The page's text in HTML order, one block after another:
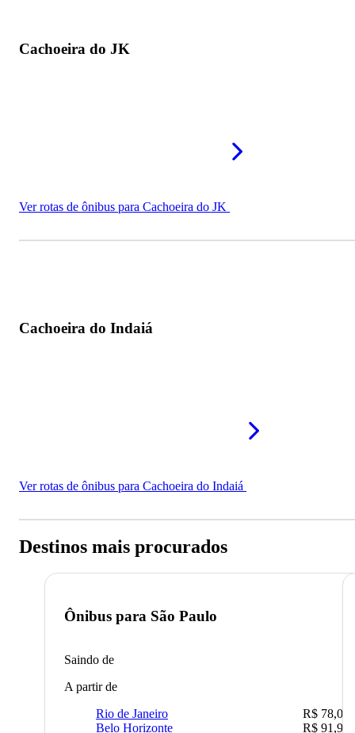
Cachoeira do JK
Ver rotas de ônibus para Cachoeira do JK
Cachoeira do Indaiá
Ver rotas de ônibus para Cachoeira do Indaiá
Destinos mais procurados
Ônibus para São Paulo
Saindo de
A partir de
Rio de Janeiro
R$ 78,02
Belo Horizonte
R$ 91,90